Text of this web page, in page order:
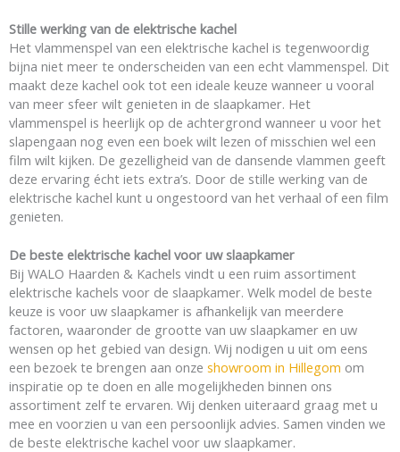
Stille werking van de elektrische kachel
Het vlammenspel van een elektrische kachel is tegenwoordig
bijna niet meer te onderscheiden van een echt vlammenspel. Dit
maakt deze kachel ook tot een ideale keuze wanneer u vooral
van meer sfeer wilt genieten in de slaapkamer. Het
vlammenspel is heerlijk op de achtergrond wanneer u voor het
slapengaan nog even een boek wilt lezen of misschien wel een
film wilt kijken. De gezelligheid van de dansende vlammen geeft
deze ervaring écht iets extra’s. Door de stille werking van de
elektrische kachel kunt u ongestoord van het verhaal of een film
genieten.
De beste elektrische kachel voor uw slaapkamer
Bij WALO Haarden & Kachels vindt u een ruim assortiment
elektrische kachels voor de slaapkamer. Welk model de beste
keuze is voor uw slaapkamer is afhankelijk van meerdere
factoren, waaronder de grootte van uw slaapkamer en uw
wensen op het gebied van design. Wij nodigen u uit om eens
een bezoek te brengen aan onze showroom in Hillegom om
inspiratie op te doen en alle mogelijkheden binnen ons
assortiment zelf te ervaren. Wij denken uiteraard graag met u
mee en voorzien u van een persoonlijk advies. Samen vinden we
de beste elektrische kachel voor uw slaapkamer.